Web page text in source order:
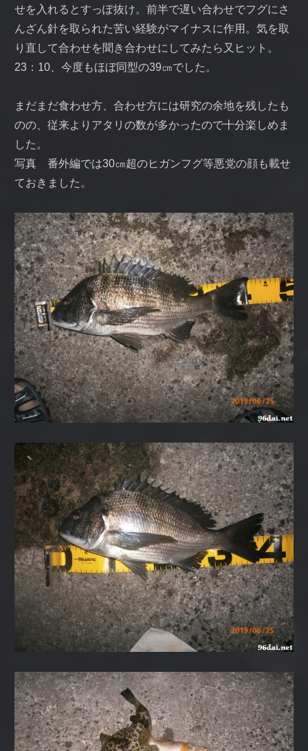
せを入れるとすっぽ抜け。前半で遅い合わせでフグにさ
んざん針を取られた苦い経験がマイナスに作用。気を取
り直して合わせを聞き合わせにしてみたら又ヒット。
23：10、今度もほぼ同型の39㎝でした。
まだまだ食わせ方、合わせ方には研究の余地を残したも
のの、従来よりアタリの数が多かったので十分楽しめま
した。
写真 番外編では30㎝超のヒガンフグ等悪党の顔も載せ
ておきました。